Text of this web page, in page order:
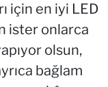
için en iyi LED
ister onlarca
olsun,
bağlam